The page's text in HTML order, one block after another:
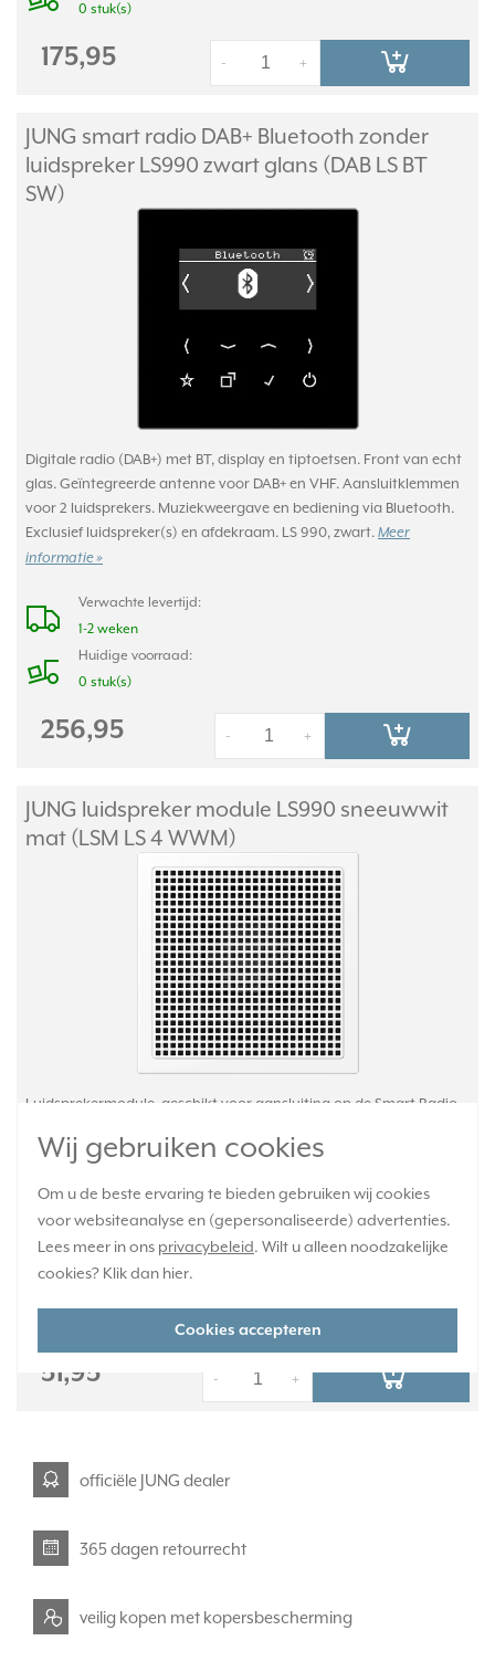
Wij gebruiken cookies
Om u de beste ervaring te bieden gebruiken wij cookies
voor websiteanalyse en (gepersonaliseerde) advertenties.
Lees meer in ons privacybeleid. Wilt u alleen noodzakelijke
cookies? Klik dan hier.
Cookies accepteren
0 stuk(s)
175,95 +
-
JUNG smart radio DAB+ Bluetooth zonder
luidspreker LS990 zwart glans (DAB LS BT
SW)
Digitale radio (DAB+) met BT, display en tiptoetsen. Front van echt
glas. Geïntegreerde antenne voor DAB+ en VHF. Aansluitklemmen
voor 2 luidsprekers. Muziekweergave en bediening via Bluetooth.
Exclusief luidspreker(s) en afdekraam. LS 990, zwart. Meer
informatie »
Verwachte levertijd:
1-2 weken
Huidige voorraad:
0 stuk(s)
256,95 +
-
JUNG luidspreker module LS990 sneeuwwit
mat (LSM LS 4 WWM)
Luidsprekermodule, geschikt voor aansluiting op de Smart Radio
dynamisch bereik, met optimale akoestiek dankzij basreflexbuis.
mat. Meer informatie »
Verwachte levertijd:
1-2 weken
51,95 +
-
officiële JUNG dealer
365 dagen retourrecht
veilig kopen met kopersbescherming